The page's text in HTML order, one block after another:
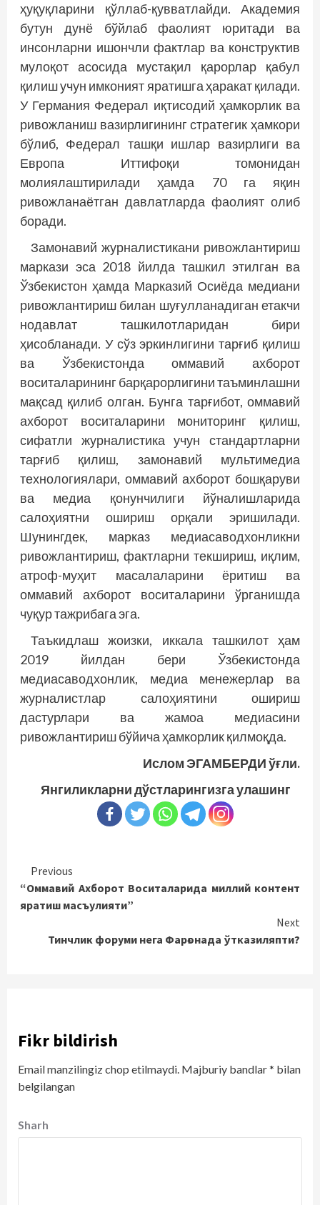
ҳуқуқларини қўллаб-қувватлайди. Академия
бутун дунё бўйлаб фаолият юритади ва
инсонларни ишончли фактлар ва конструктив
мулоқот асосида мустақил қарорлар қабул
қилиш учун имконият яратишга ҳаракат қилади.
У Германия Федерал иқтисодий ҳамкорлик ва
ривожланиш вазирлигининг стратегик ҳамкори
бўлиб, Федерал ташқи ишлар вазирлиги ва
Европа Иттифоқи томонидан
молиялаштирилади ҳамда 70 га яқин
ривожланаётган давлатларда фаолият олиб
боради.
Замонавий журналистикани ривожлантириш
маркази эса 2018 йилда ташкил этилган ва
Ўзбекистон ҳамда Марказий Осиёда медиани
ривожлантириш билан шуғулланадиган етакчи
нодавлат ташкилотларидан бири
ҳисобланади. У сўз эркинлигини тарғиб қилиш
ва Ўзбекистонда оммавий ахборот
воситаларининг барқарорлигини таъминлашни
мақсад қилиб олган. Бунга тарғибот, оммавий
ахборот воситаларини мониторинг қилиш,
сифатли журналистика учун стандартларни
тарғиб қилиш, замонавий мультимедиа
технологиялари, оммавий ахборот бошқаруви
ва медиа қонунчилиги йўналишларида
салоҳиятни ошириш орқали эришилади.
Шунингдек, марказ медиасаводхонликни
ривожлантириш, фактларни текшириш, иқлим,
атроф-муҳит масалаларини ёритиш ва
оммавий ахборот воситаларини ўрганишда
чуқур тажрибага эга.
Таъкидлаш жоизки, иккала ташкилот ҳам
2019 йилдан бери Ўзбекистонда
медиасаводхонлик, медиа менежерлар ва
журналистлар салоҳиятини ошириш
дастурлари ва жамоа медиасини
ривожлантириш бўйича ҳамкорлик қилмоқда.
Ислом ЭГАМБЕРДИ ўғли.
Янгиликларни дўстларингизга улашинг
Continue
Reading
Previous
“Оммавий Ахборот Воситаларида миллий контент
яратиш масъулияти”
Next
Тинчлик форуми нега Фарғонада ўтказиляпти?
Fikr bildirish
Email manzilingiz chop etilmaydi. Majburiy bandlar* bilan
belgilangan
Sharh